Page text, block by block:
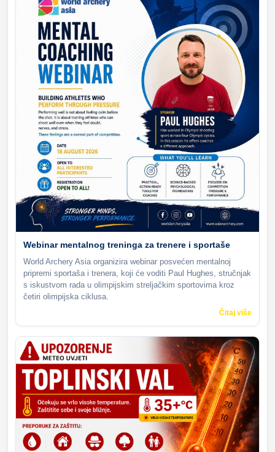
Webinar mentalnog treninga za trenere i sportaše
World Archery Asia organizira webinar posvećen mentalnoj
pripremi sportaša i trenera, koji će voditi Paul Hughes, stručnjak
s iskustvom rada u olimpijskim streljačkim sportovima kroz
četiri olimpijska ciklusa.
Čitaj više